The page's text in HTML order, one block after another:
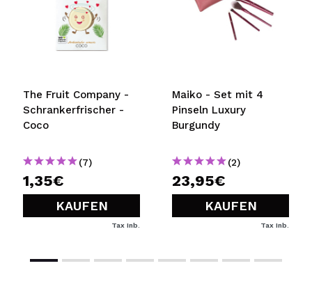
The Fruit Company -
Schrankerfrischer -
Coco
(7)
1,35€
KAUFEN
Tax Inb.
Maiko - Set mit 4
Pinseln Luxury
Burgundy
(2)
23,95€
KAUFEN
Tax Inb.